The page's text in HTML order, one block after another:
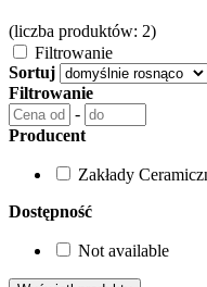
(liczba produktów: 2)
Filtrowanie
Sortuj
Filtrowanie
-
Producent
Zakłady
Dostępność
Not available